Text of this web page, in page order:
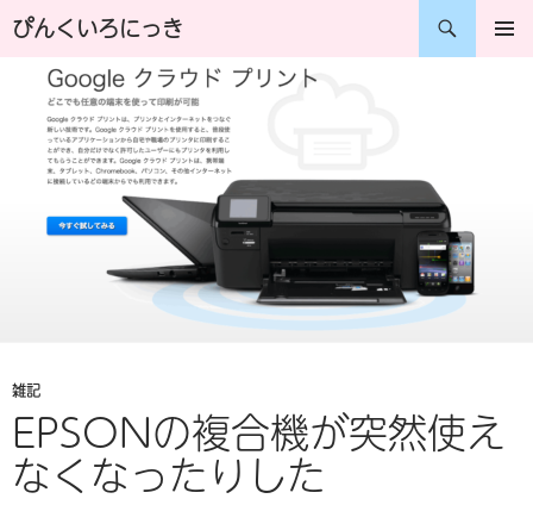
コぴんくいろにっき
検
雑記
EPSONの複合機が突然使え
なくなったりした